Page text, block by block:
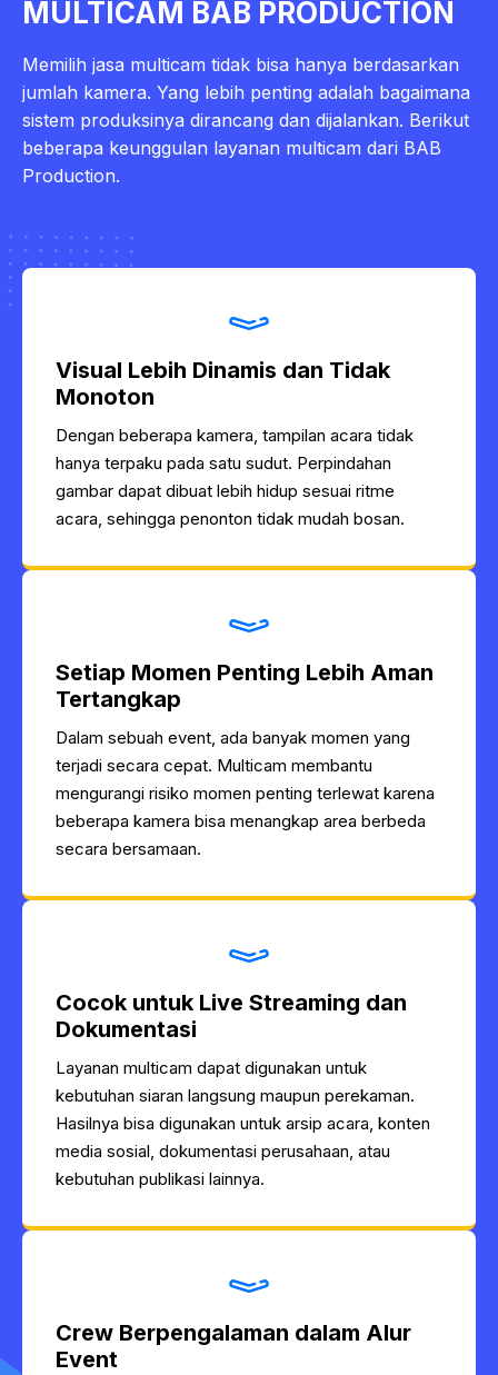
MULTICAM BAB PRODUCTION
Memilih jasa multicam tidak bisa hanya berdasarkan
jumlah kamera. Yang lebih penting adalah bagaimana
sistem produksinya dirancang dan dijalankan. Berikut
beberapa keunggulan layanan multicam dari BAB
Production.
Visual Lebih Dinamis dan Tidak
Monoton
Dengan beberapa kamera, tampilan acara tidak
hanya terpaku pada satu sudut. Perpindahan
gambar dapat dibuat lebih hidup sesuai ritme
acara, sehingga penonton tidak mudah bosan.
Setiap Momen Penting Lebih Aman
Tertangkap
Dalam sebuah event, ada banyak momen yang
terjadi secara cepat. Multicam membantu
mengurangi risiko momen penting terlewat karena
beberapa kamera bisa menangkap area berbeda
secara bersamaan.
Cocok untuk Live Streaming dan
Dokumentasi
Layanan multicam dapat digunakan untuk
kebutuhan siaran langsung maupun perekaman.
Hasilnya bisa digunakan untuk arsip acara, konten
media sosial, dokumentasi perusahaan, atau
kebutuhan publikasi lainnya.
Crew Berpengalaman dalam Alur
Event